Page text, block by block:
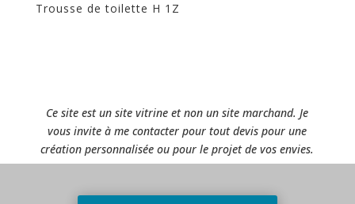
Trousse de toilette H 1Z
Ce site est un site vitrine et non un site marchand. Je
vous invite à me contacter pour tout devis pour une
création personnalisée ou pour le projet de vos envies.